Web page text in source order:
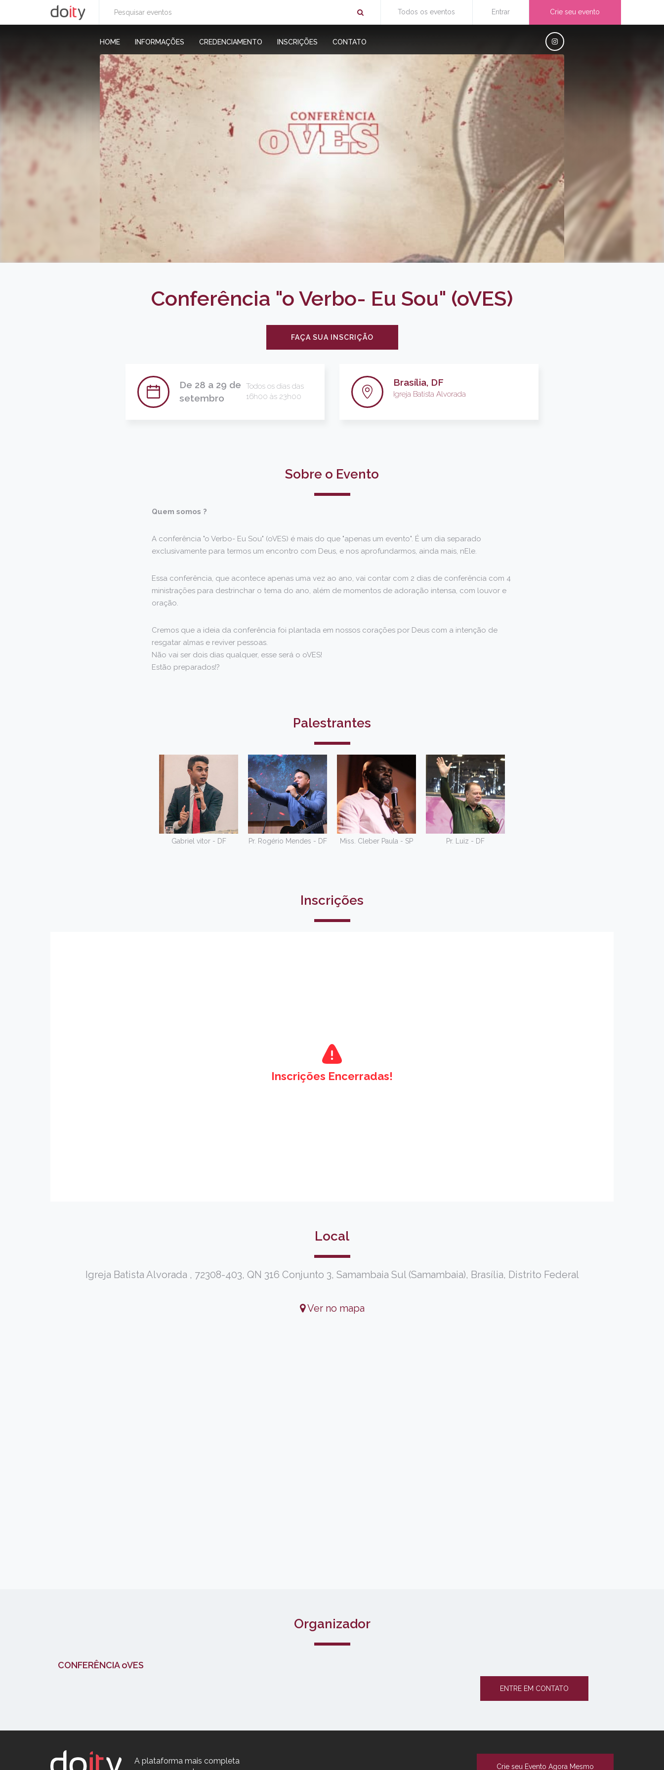
Todos os eventos Entrar Crie seu evento
HOME INFORMAÇÕES CREDENCIAMENTO INSCRIÇÕES CONTATO
Conferência "o Verbo- Eu Sou" (oVES)
FAÇA SUA INSCRIÇÃO
De 28 a 29 de
setembro
Todos os dias das
16h00 às 23h00
Brasília, DF
Igreja Batista Alvorada
Sobre o Evento
Quem somos ?
A conferência "o Verbo- Eu Sou" (oVES) é mais do que "apenas um evento". É um dia separado
exclusivamente para termos um encontro com Deus, e nos aprofundarmos, ainda mais, nEle.
Essa conferência, que acontece apenas uma vez ao ano, vai contar com 2 dias de conferência com 4
ministrações para destrinchar o tema do ano, além de momentos de adoração intensa, com louvor e
oração.
Cremos que a ideia da conferência foi plantada em nossos corações por Deus com a intenção de
resgatar almas e reviver pessoas.
Não vai ser dois dias qualquer, esse será o oVES!
Estão preparados!?
Palestrantes
Gabriel vitor - DF Pr. Rogério Mendes - DF Miss. Cleber Paula - SP Pr. Luiz - DF
Inscrições
Inscrições Encerradas!
Local
Igreja Batista Alvorada , 72308-403, QN 316 Conjunto 3, Samambaia Sul (Samambaia), Brasília, Distrito Federal
Ver no mapa
Organizador
CONFERÊNCIA oVES
ENTRE EM CONTATO
A plataforma mais completa
Crie seu Evento Agora Mesmo